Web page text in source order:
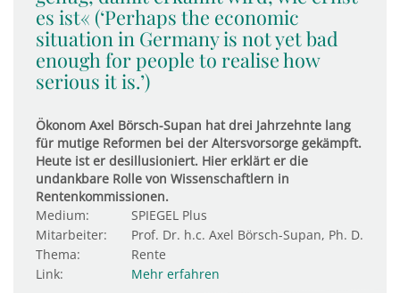
es ist« (‘Perhaps the economic
situation in Germany is not yet bad
enough for people to realise how
serious it is.’)
Ökonom Axel Börsch-Supan hat drei Jahrzehnte lang
für mutige Reformen bei der Altersvorsorge gekämpft.
Heute ist er desillusioniert. Hier erklärt er die
undankbare Rolle von Wissenschaftlern in
Rentenkommissionen.
Medium:
SPIEGEL Plus
Mitarbeiter:
Prof. Dr. h.c. Axel Börsch-Supan, Ph. D.
Thema:
Rente
Link:
Mehr erfahren